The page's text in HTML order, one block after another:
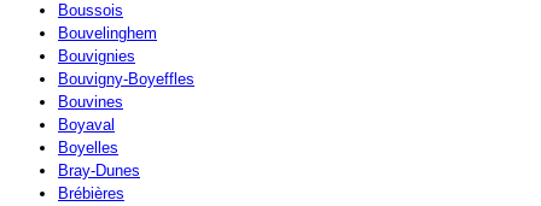
Boussois
Bouvelinghem
Bouvignies
Bouvigny-Boyeffles
Bouvines
Boyaval
Boyelles
Bray-Dunes
Brébières